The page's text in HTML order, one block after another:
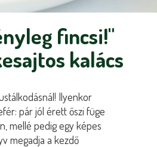
fincsi!"
kalács
Ilyenkor
pár jól érett őszi füge
mellé pedig egy képes
megadja a kezdő